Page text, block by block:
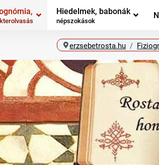
Hiedelmek, babonák
népszokások
erzsebetrosta.hu